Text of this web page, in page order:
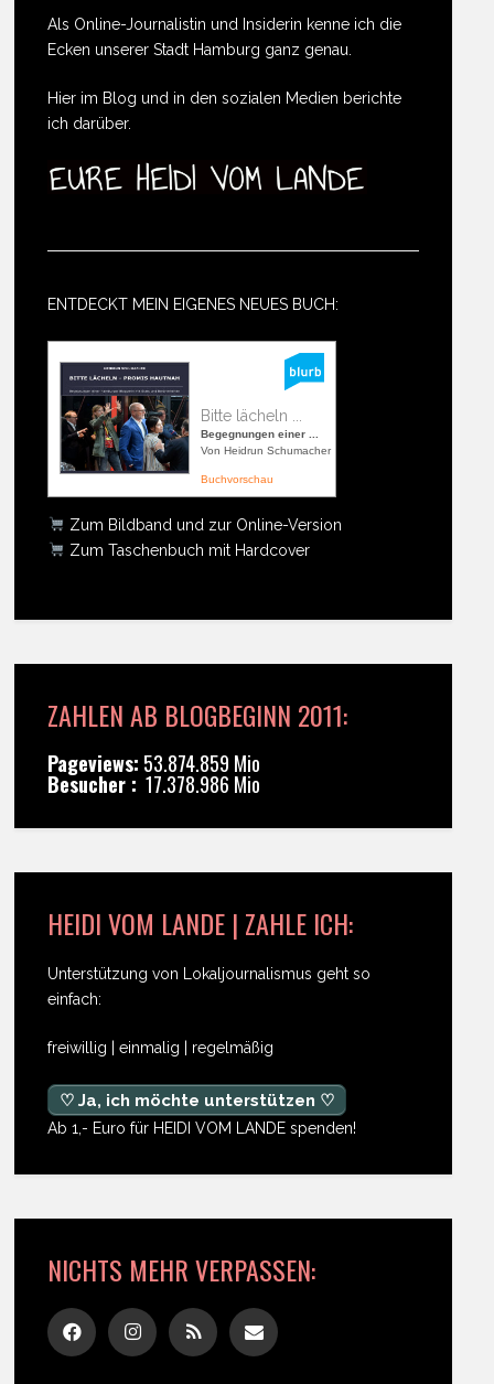
Als Online-Journalistin und Insiderin kenne ich die
Ecken unserer Stadt Hamburg ganz genau.
Hier im Blog und in den sozialen Medien berichte
ich darüber.
ENTDECKT MEIN EIGENES NEUES BUCH:
Bitte lächeln ...
Begegnungen einer ...
Von Heidrun Schumacher
Buchvorschau
Zum Bildband und zur Online-Version
Zum Taschenbuch mit Hardcover
ZAHLEN AB BLOGBEGINN 2011:
Pageviews: 53.874.859 Mio
Besucher : 17.378.986 Mio
HEIDI VOM LANDE | ZAHLE ICH:
Unterstützung von Lokaljournalismus geht so
einfach:
freiwillig | einmalig | regelmäßig
♡ Ja, ich möchte unterstützen ♡
Ab 1,- Euro für HEIDI VOM LANDE spenden!
NICHTS MEHR VERPASSEN: